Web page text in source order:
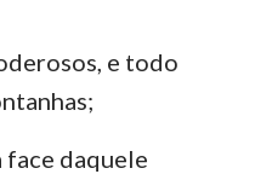
e todo
face daquele